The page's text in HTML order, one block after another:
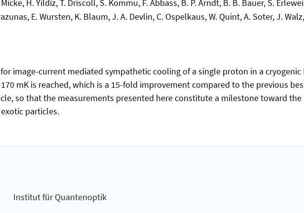
H. Yildiz, T. Driscoll, S. Kommu, F. Abbass, B. P. Arndt, B. B. Bauer, S.
E. Wursten, K. Blaum, J. A. Devlin, C. Ospelkaus, W. Quint, A. Soter, J.
image-current mediated sympathetic cooling of a single proton in a cryogenic
mK is reached, which is a 15-fold improvement compared to the previous
so that the measurements presented here constitute a milestone toward
particles.
Institut für Quantenoptik